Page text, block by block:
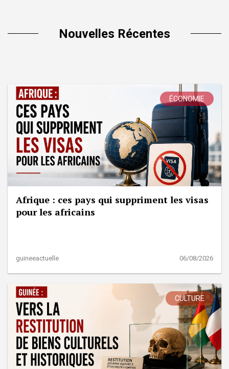
Nouvelles Récentes
ÉCONOMIE
Afrique : ces pays qui suppriment les visas
pour les africains
guineeactuelle 06/08/2026
CULTURE